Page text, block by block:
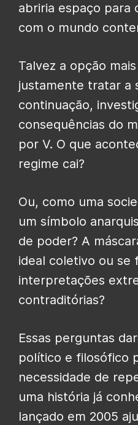
abriria espaço para
com o mundo
Talvez a opção
justamente tratar a
continuação,
consequências do
por V. O que
regime cai?
Ou, como uma
um símbolo
de poder? A
ideal coletivo ou se
interpretações
contraditórias?
Essas perguntas
político e filosófico
necessidade de
uma história já
lançado em 2005